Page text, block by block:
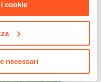
cookie
necessari